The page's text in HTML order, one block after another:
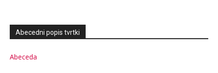
Abecedni popis tvrtki
Abeceda